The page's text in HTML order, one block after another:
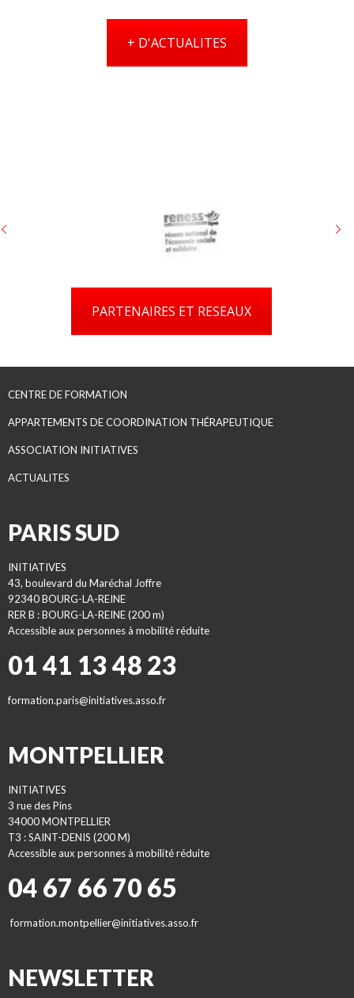
+ D'ACTUALITES
PARTENAIRES ET RESEAUX
CENTRE DE FORMATION
APPARTEMENTS DE COORDINATION THÉRAPEUTIQUE
ASSOCIATION INITIATIVES
ACTUALITES
PARIS SUD
INITIATIVES
43, boulevard du Maréchal Joffre
92340 BOURG-LA-REINE
RER B : BOURG-LA-REINE (200 m)
Accessible aux personnes à mobilité réduite
01 41 13 48 23
formation.paris@initiatives.asso.fr
MONTPELLIER
INITIATIVES
3 rue des Pins
34000 MONTPELLIER
T3 : SAINT-DENIS (200 M)
Accessible aux personnes à mobilité réduite
04 67 66 70 65
formation.montpellier@initiatives.asso.fr
NEWSLETTER